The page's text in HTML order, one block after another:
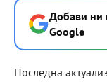
Добави ни
Google
Последна